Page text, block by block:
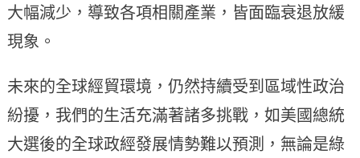
大幅減少，導致各項相關產業，皆面臨衰退放緩
現象。
未來的全球經貿環境，仍然持續受到區域性政治
紛擾，我們的生活充滿著諸多挑戰，如美國總統
大選後的全球政經發展情勢難以預測，無論是綠